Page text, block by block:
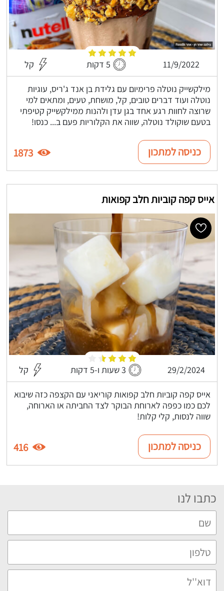
11/9/2022 5 דקות קל
מילקשייק נוטלה פרימיום עם גלידת בן אנד ג'ריס, עוגיות
נוטלה ועוד דברים טובים, קל, מושחת, טעים, ומתאים למי
שרוצה לחוות רגע אחד בגן עדן ולהנות ממילקשייק קטיפתי
בטעם שוקולד נוטלה, שווה את הקלוריות פעם ב... כנסו!
כניסה למתכון 1873
אייס קפה קוביות חלב קפואות
29/2/2024 3 שעות ו-5 דקות קל
אייס קפה קוביות חלב קפואות קוריאני עם הקצפה כזה שיבוא
לכם כמו כפפה לארוחת הבוקר לצד החביתה או הארוחה,
שווה לנסות, קלי קלות!
כניסה למתכון 416
כתבו לנו